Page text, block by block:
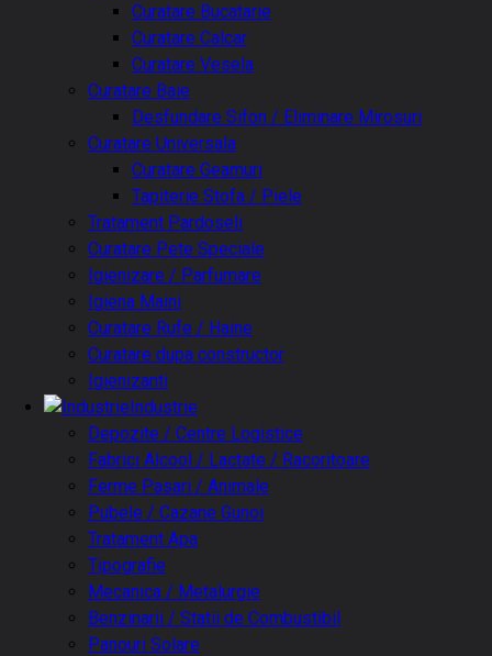
Curatare Bucatarie
Curatare Calcar
Curatare Vesela
Curatare Baie
Desfundare Sifon / Eliminare Mirosuri
Curatare Universala
Curatare Geamuri
Tapiterie Stofa / Piele
Tratament Pardoseli
Curatare Pete Speciale
Igienizare / Parfumare
Igiena Maini
Curatare Rufe / Haine
Curatare dupa constructor
Igienizanti
Industrie
Depozite / Centre Logistice
Fabrici Alcool / Lactate / Racoritoare
Ferme Pasari / Animale
Pubele / Cazane Gunoi
Tratament Apa
Tipografie
Mecanica / Metalurgie
Benzinarii / Statii de Combustibil
Panouri Solare